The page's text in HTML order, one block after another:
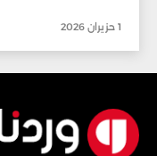
1 حزيران 2026